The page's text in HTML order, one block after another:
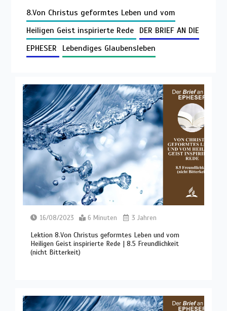
8.Von Christus geformtes Leben und vom
Heiligen Geist inspirierte Rede DER BRIEF AN DIE
EPHESER
Lebendiges Glaubensleben
16/08/2023 6 Minuten 3 Jahren
Lektion 8.Von Christus geformtes Leben und vom
Heiligen Geist inspirierte Rede | 8.5 Freundlichkeit
(nicht Bitterkeit)